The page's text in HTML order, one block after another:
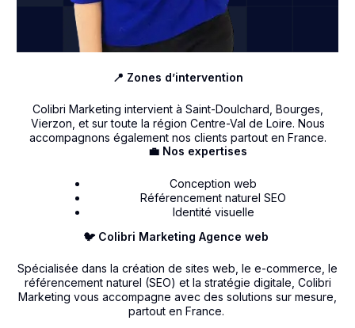
🐦 Colibri Marketing Agence web
Spécialisée dans la création de sites web, le e-commerce, le
référencement naturel (SEO) et la stratégie digitale, Colibri
Marketing vous accompagne avec des solutions sur mesure,
partout en France.
💼 Nos expertises
Conception web
Référencement naturel SEO
Identité visuelle
📍 Zones d’intervention
Colibri Marketing intervient à Saint-Doulchard, Bourges,
Vierzon, et sur toute la région Centre-Val de Loire. Nous
accompagnons également nos clients partout en France.